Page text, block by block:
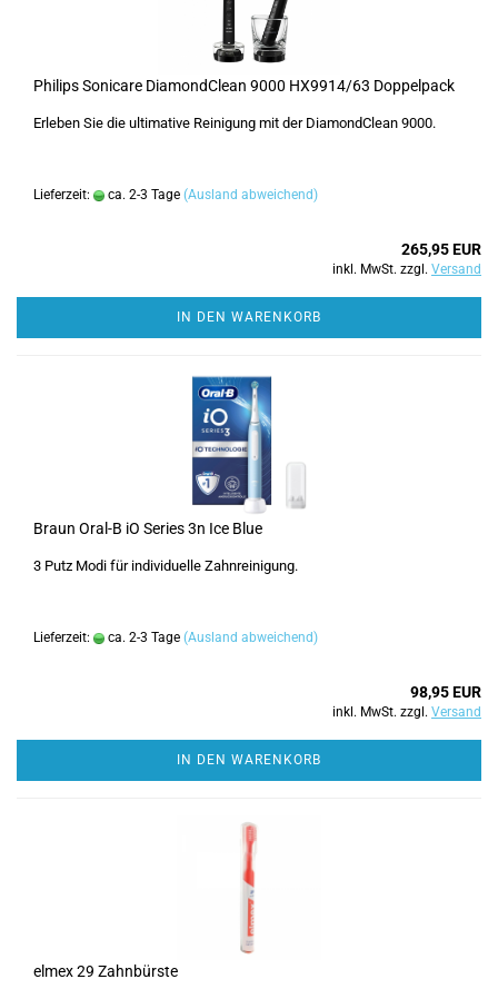
Philips Sonicare DiamondClean 9000 HX9914/63 Doppelpack
Erleben Sie die ultimative Reinigung mit der DiamondClean 9000.
Lieferzeit: ca. 2-3 Tage (Ausland abweichend)
265,95 EUR
inkl. MwSt. zzgl. Versand
IN DEN WARENKORB
Braun Oral-B iO Series 3n Ice Blue
3 Putz Modi für individuelle Zahnreinigung.
Lieferzeit: ca. 2-3 Tage (Ausland abweichend)
98,95 EUR
inkl. MwSt. zzgl. Versand
IN DEN WARENKORB
elmex 29 Zahnbürste